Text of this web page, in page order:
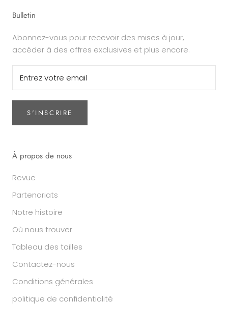
Bulletin
Abonnez-vous pour recevoir des mises à jour,
accéder à des offres exclusives et plus encore.
S'INSCRIRE
À propos de nous
Revue
Partenariats
Notre histoire
Où nous trouver
Tableau des tailles
Contactez-nous
Conditions générales
politique de confidentialité